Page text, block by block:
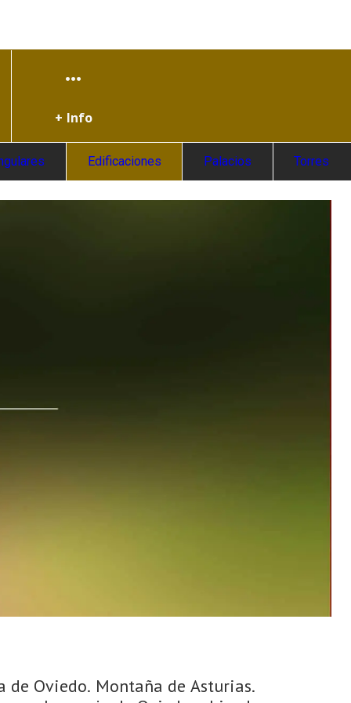
+ Info
Edificaciones Palacios Torres
Oviedo. Montaña de Asturias.